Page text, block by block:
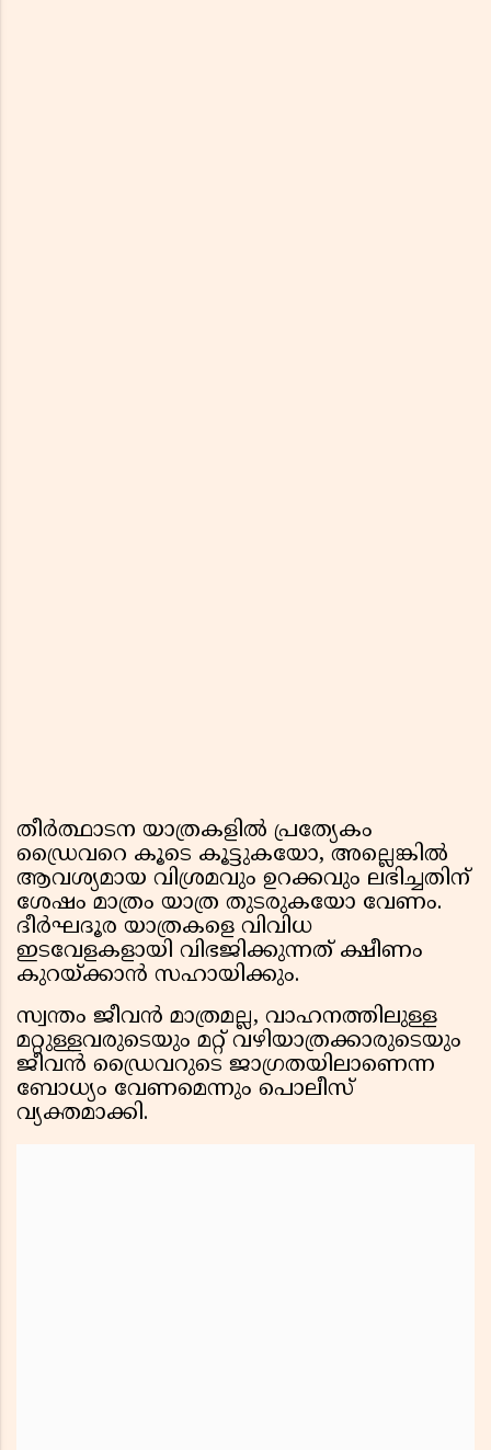
തീർത്ഥാടന യാത്രകളിൽ പ്രത്യേകം
ഡ്രൈവറെ കൂടെ കൂട്ടുകയോ, അല്ലെങ്കിൽ
ആവശ്യമായ വിശ്രമവും ഉറക്കവും ലഭിച്ചതിന്
ശേഷം മാത്രം യാത്ര തുടരുകയോ വേണം.
ദീർഘദൂര യാത്രകളെ വിവിധ
ഇടവേളകളായി വിഭജിക്കുന്നത് ക്ഷീണം
കുറയ്ക്കാൻ സഹായിക്കും.
സ്വന്തം ജീവൻ മാത്രമല്ല, വാഹനത്തിലുള്ള
മറ്റുള്ളവരുടെയും മറ്റ് വഴിയാത്രക്കാരുടെയും
ജീവൻ ഡ്രൈവറുടെ ജാഗ്രതയിലാണെന്ന
ബോധ്യം വേണമെന്നും പൊലീസ്
വ്യക്തമാക്കി.